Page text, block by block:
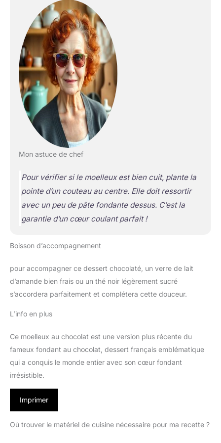
Mon astuce de chef
Pour vérifier si le moelleux est bien cuit, plante la
pointe d’un couteau au centre. Elle doit ressortir
avec un peu de pâte fondante dessus. C’est la
garantie d’un cœur coulant parfait !
Boisson d’accompagnement
pour accompagner ce dessert chocolaté, un verre de lait
d’amande bien frais ou un thé noir légèrement sucré
s’accordera parfaitement et complétera cette douceur.
L’info en plus
Ce moelleux au chocolat est une version plus récente du
fameux fondant au chocolat, dessert français emblématique
qui a conquis le monde entier avec son cœur fondant
irrésistible.
Imprimer
Où trouver le matériel de cuisine nécessaire pour ma recette ?